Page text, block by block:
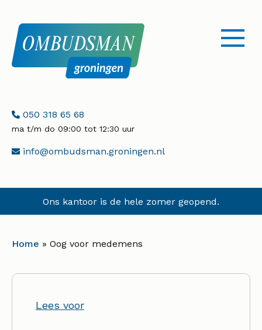
menu
openen
Telefoonnummer:
050 318 65 68
ma t/m do 09:00 tot 12:30 uur
E-info@ombudsman.groningen.nl
Ons kantoor is de hele zomer geopend.
Home » Oog voor medemens
Lees voor